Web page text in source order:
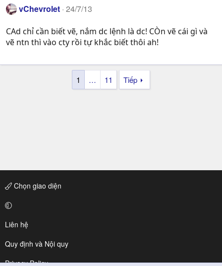
vChevrolet 24/7/13
CAd chỉ cần biết vẽ, nắm dc lệnh là dc! CÒn vẽ cái gì và
vẽ ntn thì vào cty rồi tự khắc biết thôi ah!
1 … 11 Tiếp
Chọn giao diện
Liên hệ
Quy định và Nội quy
Privacy Policy